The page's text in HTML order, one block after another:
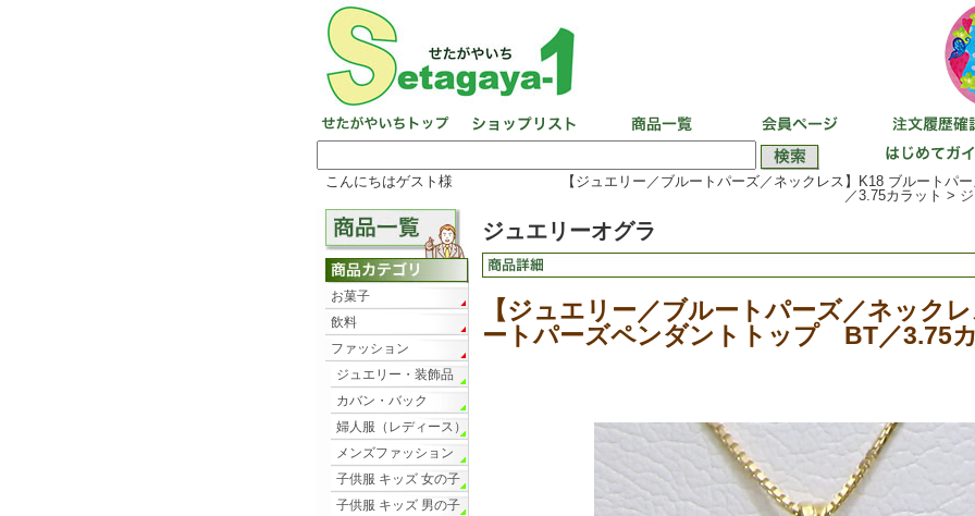
こんにちはゲスト様
【ジュエリー／ブルートパーズ／ネックレス】K18 ブルートパ
／3.75カラット >
ジュエリーオグラ
【ジュエリー／ブルートパーズ／ネック
ートパーズペンダントトップ BT／3.75
お菓子
飲料
ファッション
ジュエリー・装飾品
カバン・バック
婦人服（レディース）
メンズファッション
子供服 キッズ 女の子
子供服 キッズ 男の子